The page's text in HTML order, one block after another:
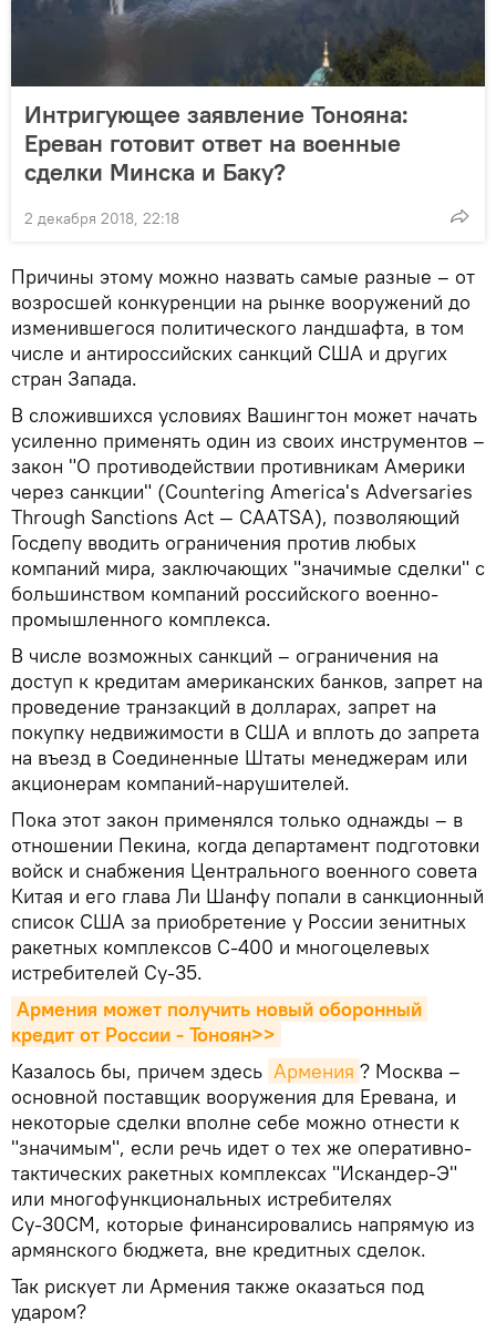
Интригующее заявление Тонояна:
Ереван готовит ответ на военные
сделки Минска и Баку?
2 декабря 2018, 22:18
Причины этому можно назвать самые разные – от
возросшей конкуренции на рынке вооружений до
изменившегося политического ландшафта, в том
числе и антироссийских санкций США и других
стран Запада.
В сложившихся условиях Вашингтон может начать
усиленно применять один из своих инструментов –
закон "О противодействии противникам Америки
через санкции" (Countering America's Adversaries
Through Sanctions Act — CAATSA), позволяющий
Госдепу вводить ограничения против любых
компаний мира, заключающих "значимые сделки" с
большинством компаний российского военно-
промышленного комплекса.
В числе возможных санкций – ограничения на
доступ к кредитам американских банков, запрет на
проведение транзакций в долларах, запрет на
покупку недвижимости в США и вплоть до запрета
на въезд в Соединенные Штаты менеджерам или
акционерам компаний-нарушителей.
Пока этот закон применялся только однажды – в
отношении Пекина, когда департамент подготовки
войск и снабжения Центрального военного совета
Китая и его глава Ли Шанфу попали в санкционный
список США за приобретение у России зенитных
ракетных комплексов С-400 и многоцелевых
истребителей Су-35.
Армения может получить новый оборонный
кредит от России - Тоноян>>
Казалось бы, причем здесь Армения ? Москва –
основной поставщик вооружения для Еревана, и
некоторые сделки вполне себе можно отнести к
"значимым", если речь идет о тех же оперативно-
тактических ракетных комплексах "Искандер-Э"
или многофункциональных истребителях
Су-30СМ, которые финансировались напрямую из
армянского бюджета, вне кредитных сделок.
Так рискует ли Армения также оказаться под
ударом?